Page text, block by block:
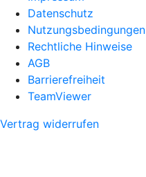
Datenschutz
Nutzungsbedingungen
Rechtliche Hinweise
AGB
Barrierefreiheit
TeamViewer
Vertrag widerrufen